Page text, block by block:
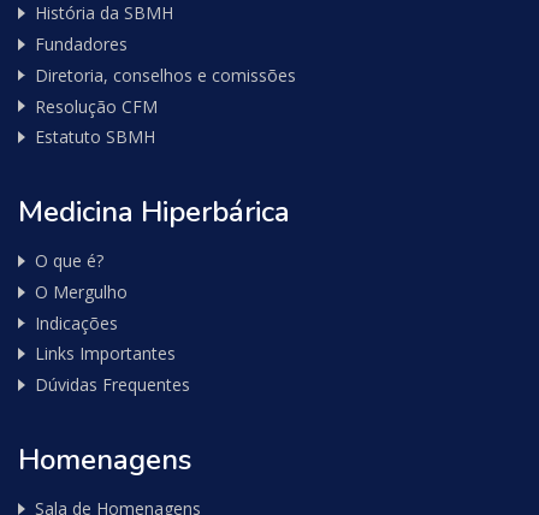
História da SBMH
Fundadores
Diretoria, conselhos e comissões
Resolução CFM
Estatuto SBMH
Medicina Hiperbárica
O que é?
O Mergulho
Indicações
Links Importantes
Dúvidas Frequentes
Homenagens
Sala de Homenagens